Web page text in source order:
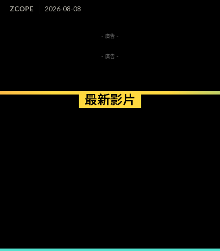
ZCOPE 2026-08-08
- 廣告 -
- 廣告 -
最新影片